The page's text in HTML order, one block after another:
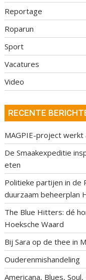
Reportage
Roparun
Sport
Vacatures
Video
RECENTE
MAGPIE-project
De Smaakexpeditie
eten
Politieke partijen in de
duurzaam beheerplan
The Blue Hitters: dé
Hoeksche Waard
Bij Sara op de thee in
Ouderenmishandeling
Americana, Blues,